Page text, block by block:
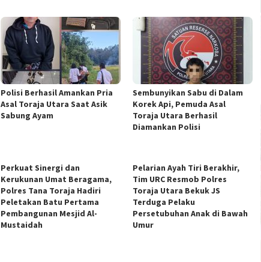
Polisi Berhasil Amankan Pria
Asal Toraja Utara Saat Asik
Sabung Ayam
Sembunyikan Sabu di Dalam
Korek Api, Pemuda Asal
Toraja Utara Berhasil
Diamankan Polisi
Perkuat Sinergi dan
Kerukunan Umat Beragama,
Polres Tana Toraja Hadiri
Peletakan Batu Pertama
Pembangunan Mesjid Al-
Mustaidah
Pelarian Ayah Tiri Berakhir,
Tim URC Resmob Polres
Toraja Utara Bekuk JS
Terduga Pelaku
Persetubuhan Anak di Bawah
Umur